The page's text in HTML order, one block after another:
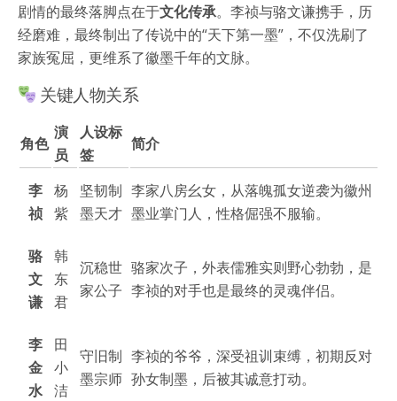
剧情的最终落脚点在于文化传承。李祯与骆文谦携手，历
经磨难，最终制出了传说中的“天下第一墨”，不仅洗刷了
家族冤屈，更维系了徽墨千年的文脉。
关键人物关系
角色
演
员
人设标
签
简介
李
祯
杨
紫
坚韧制
墨天才
李家八房幺女，从落魄孤女逆袭为徽州
墨业掌门人，性格倔强不服输。
骆
文
谦
韩
东
君
沉稳世
家公子
骆家次子，外表儒雅实则野心勃勃，是
李祯的对手也是最终的灵魂伴侣。
李
金
水
田
小
洁
守旧制
墨宗师
李祯的爷爷，深受祖训束缚，初期反对
孙女制墨，后被其诚意打动。